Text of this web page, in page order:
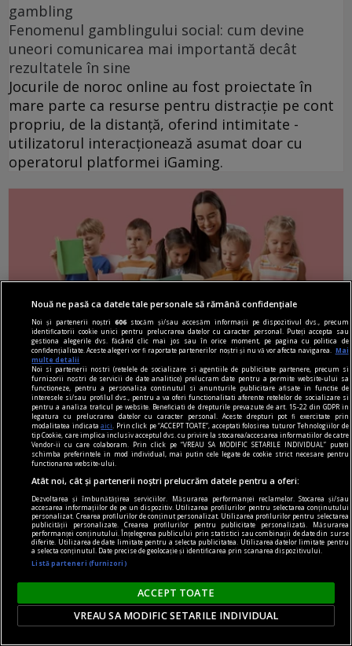
gambling
Fenomenul gamblingului social: cum devine
uneori comunicarea mai importantă decât
rezultatele în sine
Jocurile de noroc online au fost proiectate în
mare parte ca resurse pentru distracție pe cont
propriu, de la distanță, oferind intimitate -
utilizatorul interacționează asumat doar cu
operatorul platformei iGaming.
cititori
„Insula” care unește. Cum aduni într-un spațiu
mic o comunitate de cititori?
O comunitate de cititori nu are nevoie de o sală
mare sau de bugete generoase. Are nevoie de
intenție clară, organizare și cărți potrivite.
Nouă ne pasă ca datele tale personale să rămână confidențiale
Noi și partenerii noștri606 stocăm și/sau accesăm informații pe dispozitivul dvs., precum
identificatorii cookie unici pentru prelucrarea datelor cu caracter personal. Puteți accepta sau
gestiona alegerile dvs. făcând clic mai jos sau în orice moment, pe pagina cu politica de
confidențialitate. Aceste alegeri vor fi raportate partenerilor noștri și nu vă vor afecta navigarea.
Mai
multe detalii
Noi si partenerii nostri (retelele de socializare si agentiile de publicitate partenere, precum si
furnizorii nostri de servicii de date analitice) prelucram date pentru a permite website-ului sa
functioneze, pentru a personaliza continutul si anunturile publicitare afisate in functie de
interesele si/sau profilul dvs., pentru a va oferi functionalitati aferente retelelor de socializare si
pentru a analiza traficul pe website. Beneficiati de drepturile prevazute de art. 15-22 din GDPR in
legatura cu prelucrarea datelor cu caracter personal. Aceste drepturi pot fi exercitate prin
modalitatea indicataaici
. Prin click pe “ACCEPT TOATE”, acceptati folosirea tuturor Tehnologiilor de
tip Cookie, care implica inclusiv acceptul dvs. cu privire la stocarea/accesarea informatiilor de catre
Vendor-ii cu care colaboram. Prin click pe “VREAU SA MODIFIC SETARILE INDIVIDUAL” puteti
schimba preferintele in mod individual, mai putin cele legate de cookie strict necesare pentru
functionarea website-ului.
Atât noi, cât și partenerii noștri prelucrăm datele pentru a oferi:
Dezvoltarea și îmbunătățirea serviciilor. Măsurarea performanței reclamelor. Stocarea și/sau
accesarea informațiilor de pe un dispozitiv. Utilizarea profilurilor pentru selectarea conținutului
personalizat. Crearea profilurilor de conținut personalizat. Utilizarea profilurilor pentru selectarea
publicității personalizate. Crearea profilurilor pentru publicitate personalizată. Măsurarea
performanței conținutului. Înțelegerea publicului prin statistici sau combinații de date din surse
diferite. Utilizarea de date limitate pentru a selecta publicitatea. Utilizarea datelor limitate pentru
a selecta conținutul. Date precise de geolocație și identificarea prin scanarea dispozitivului.
Listă parteneri (furnizori)
ACCEPT TOATE
VREAU SA MODIFIC SETARILE INDIVIDUAL